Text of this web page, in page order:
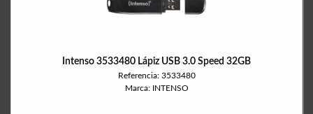
Intenso 3533480 Lápiz USB 3.0 Speed 32GB
Referencia: 3533480
Marca: INTENSO